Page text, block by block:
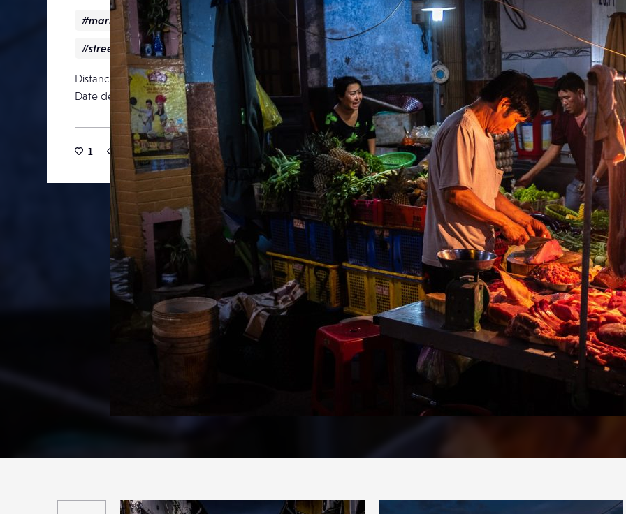
#market #Night #Saigon
#streetphotography
Distance focale
0 mm
Date de publication
17 décembre 2018
1 0
Suivant